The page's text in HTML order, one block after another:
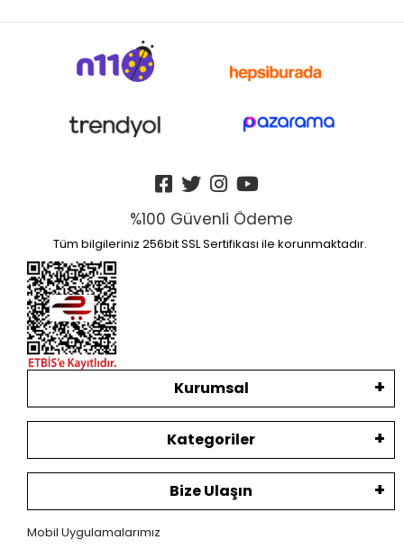
%100 Güvenli Ödeme
Tüm bilgileriniz 256bit SSL Sertifikası ile korunmaktadır.
Kurumsal
Kategoriler
Bize Ulaşın
Mobil Uygulamalarımız